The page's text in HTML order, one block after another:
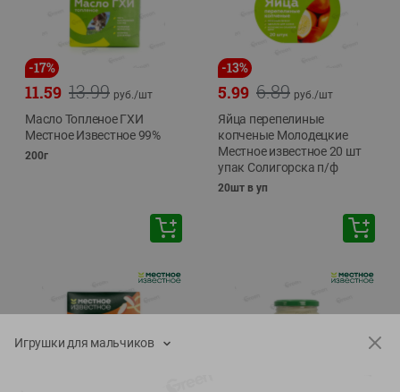
-17%
13.99
11.59 руб./шт
Масло Топленое ГХИ
Местное Известное 99%
200г
-13%
6.89
5.99 руб./шт
Яйца перепелиные
копченые Молодецкие
Местное известное 20 шт
упак Солигорска п/ф
20шт в уп
Игрушки для мальчиков